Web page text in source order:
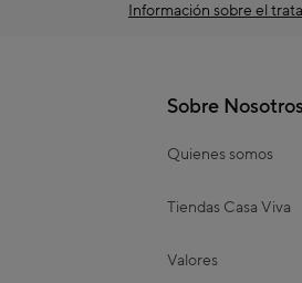
Información sobre el
Sobre Nosotros
Quienes somos
Tiendas Casa Viva
Valores